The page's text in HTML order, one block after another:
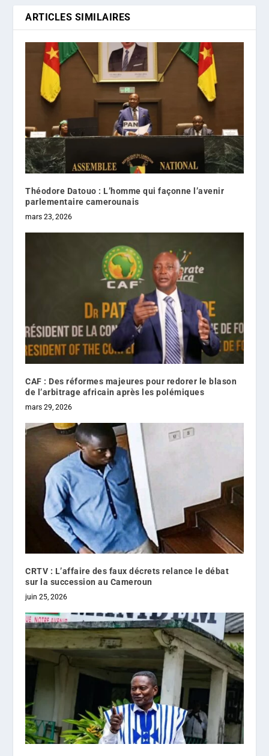
ARTICLES SIMILAIRES
Théodore Datouo : L’homme qui façonne l’avenir
parlementaire camerounais
mars 23, 2026
CAF : Des réformes majeures pour redorer le blason
de l’arbitrage africain après les polémiques
mars 29, 2026
CRTV : L’affaire des faux décrets relance le débat
sur la succession au Cameroun
juin 25, 2026